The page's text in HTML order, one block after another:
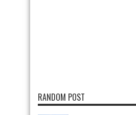
RANDOM POST